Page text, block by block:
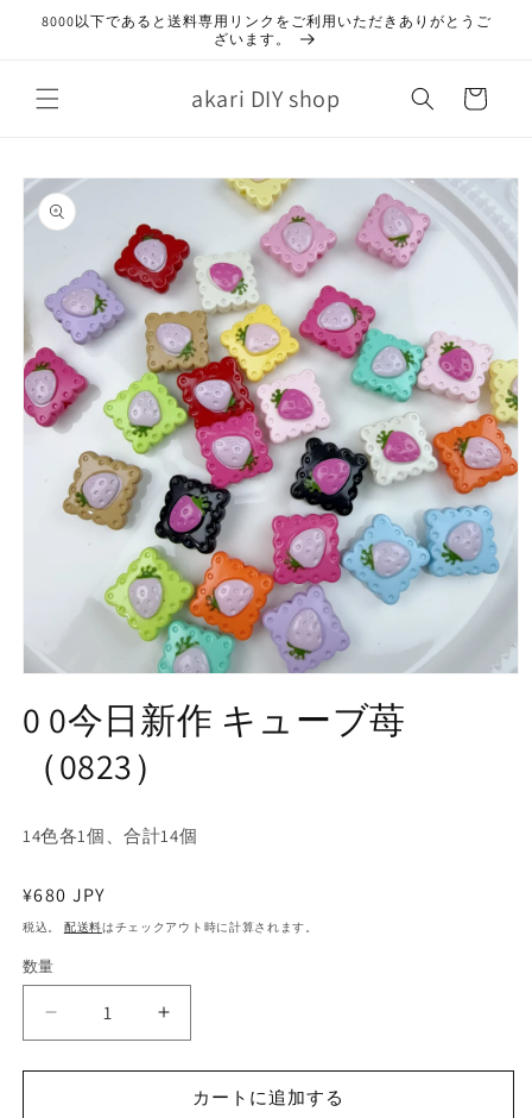
ンツに
8000以下であると送料専用リンクをご利用いただきありがとうご
ざいます。
akari DIY shop
ー
商品情
報にス
キップ
ダ
ィ
を
く
0 0今日新作 キューブ苺
（0823）
14色各1個、合計14個
通
常
格
¥680 JPY
税込。 配送料はチェックアウト時に計算されます。
数
数量
0
今
0
0
今
カートに追加する